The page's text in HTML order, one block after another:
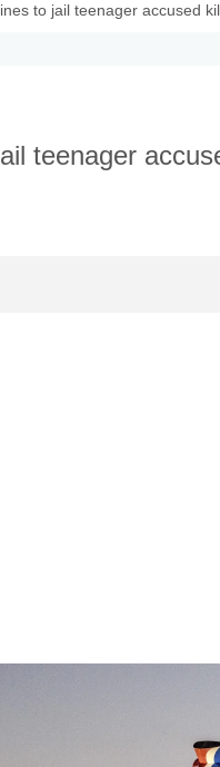
to jail teenager accused
teenager